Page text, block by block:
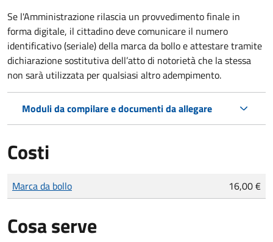
Se l'Amministrazione rilascia un provvedimento finale in
forma digitale, il cittadino devecomunicare il numero
identificativo (seriale) della marca da bollo e attestare tramite
dichiarazione sostitutiva dell’atto di notorietà che la stessa
non sarà utilizzata per qualsiasi altro adempimento.
Moduli da compilare e documenti da allegare
Costi
Tipo di pagamento
Importo
Marca da bollo 16,00 €
Cosa serve